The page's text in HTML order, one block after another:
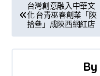
章
導
台灣創意融入中華文
化 台青巫春創業「陝
拾叄」成陝西網紅店
By